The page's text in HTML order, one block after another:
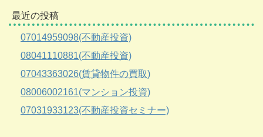
最近の投稿
07014959098(不動産投資)
08041110881(不動産投資)
07043363026(賃貸物件の買取)
08006002161(マンション投資)
07031933123(不動産投資セミナー)